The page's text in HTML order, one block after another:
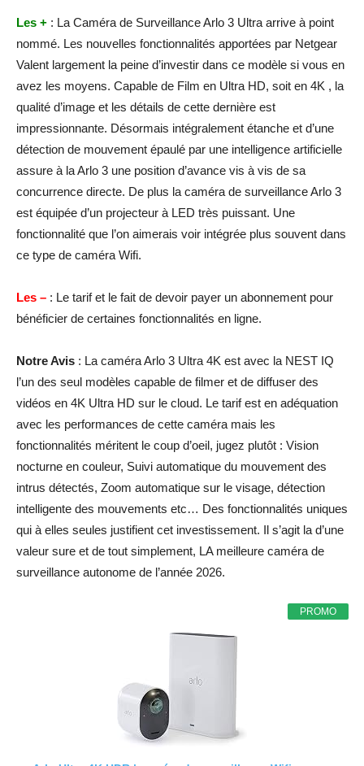
Les + : La Caméra de Surveillance Arlo 3 Ultra arrive à point
nommé. Les nouvelles fonctionnalités apportées par Netgear
Valent largement la peine d’investir dans ce modèle si vous en
avez les moyens. Capable de Film en Ultra HD, soit en 4K , la
qualité d’image et les détails de cette dernière est
impressionnante. Désormais intégralement étanche et d’une
détection de mouvement épaulé par une intelligence artificielle
assure à la Arlo 3 une position d’avance vis à vis de sa
concurrence directe. De plus la caméra de surveillance Arlo 3
est équipée d’un projecteur à LED très puissant. Une
fonctionnalité que l’on aimerais voir intégrée plus souvent dans
ce type de caméra Wifi.
Les – : Le tarif et le fait de devoir payer un abonnement pour
bénéficier de certaines fonctionnalités en ligne.
Notre Avis : La caméra Arlo 3 Ultra 4K est avec la NEST IQ
l’un des seul modèles capable de filmer et de diffuser des
vidéos en 4K Ultra HD sur le cloud. Le tarif est en adéquation
avec les performances de cette caméra mais les
fonctionnalités méritent le coup d’oeil, jugez plutôt : Vision
nocturne en couleur, Suivi automatique du mouvement des
intrus détectés, Zoom automatique sur le visage, détection
intelligente des mouvements etc… Des fonctionnalités uniques
qui à elles seules justifient cet investissement. Il s’agit la d’une
valeur sure et de tout simplement, LA meilleure caméra de
surveillance autonome de l’année 2026.
PROMO